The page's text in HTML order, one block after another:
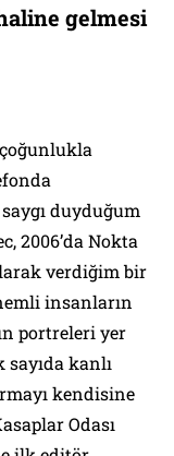
gelmesi
duyduğum
2006’da Nokta
verdiğim bir
insanların
portreleri yer
kanlı
kendisine
Odası